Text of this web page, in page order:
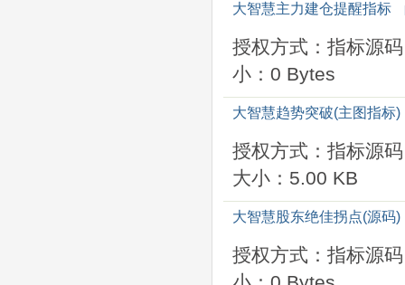
大智慧主力建仓提醒指标
授权方式：指标源码
小：0 Bytes
大智慧趋势突破(主图指标)
授权方式：指标源码
大小：5.00 KB
大智慧股东绝佳拐点(源码)
授权方式：指标源码